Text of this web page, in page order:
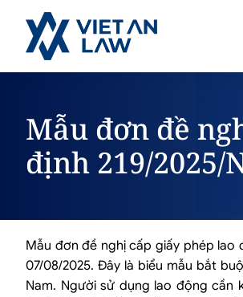
Mẫu đơn đề
định 219/2025/
Mẫu đơn đề nghị cấp giấy phép lao
07/08/2025. Đây là biểu mẫu bắt
Nam. Người sử dụng lao động cần